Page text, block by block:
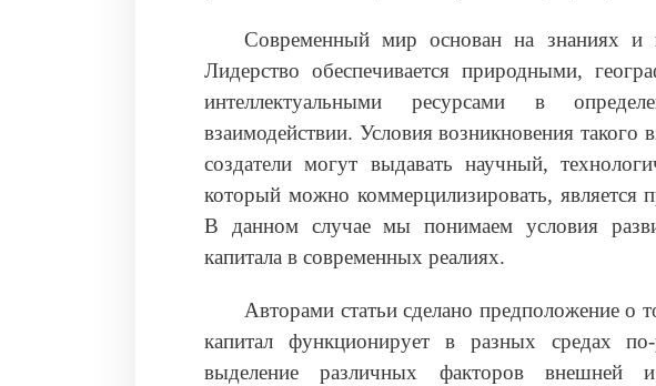
Современный мир основан на знаниях и
Лидерство обеспечивается природными,
интеллектуальными ресурсами в
взаимодействии. Условия возникновения такого
создатели могут выдавать научный,
который можно коммерцилизировать, является
В данном случае мы понимаем условия
капитала в современных реалиях.
Авторами статьи сделано предположение о
капитал функционирует в разных средах
выделение различных факторов внешней